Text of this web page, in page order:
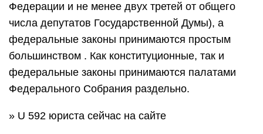
Федерации и не менее двух третей от общего
числа депутатов Государственной Думы), а
федеральные законы принимаются простым
большинством . Как конституционные, так и
федеральные законы принимаются палатами
Федерального Собрания раздельно.
» U 592 юриста сейчас на сайте